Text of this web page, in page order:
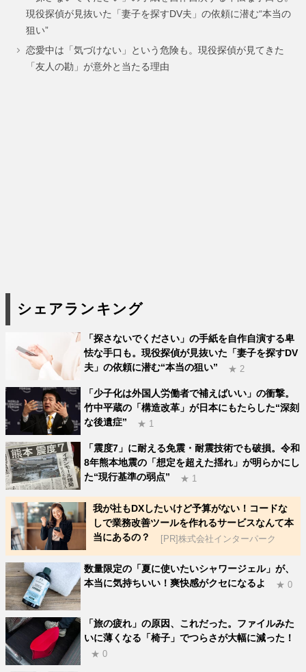
ー
ー
現役探偵が見抜いた「妻子を探すDV夫」の依頼に潜む“本当の
狙い”
恋愛中は「気づけない」という危険も。現役探偵が見てきた
「友人の勘」が意外と当たる理由
シェアランキング
「探さないでください」の手紙を自作自演する卑
怯な手口も。現役探偵が見抜いた「妻子を探すDV
夫」の依頼に潜む“本当の狙い”
★ 2
「少子化は外国人労働者で補えばいい」の衝撃。
竹中平蔵の「構造改革」が日本にもたらした“深刻
な後遺症”
★ 1
「震度7」に耐える免震・耐震技術でも破損。令和
8年熊本地震の「想定を超えた揺れ」が明らかにし
た“現行基準の弱点”
★ 1
我が社もDXしたいけど予算がない！コードな
しで業務改善ツールを作れるサービスなんて本
当にあるの？
[PR]株式会社インターパーク
数量限定の「夏に使いたいシャワージェル」が、
本当に気持ちいい！爽快感がクセになるよ
★ 0
「旅の疲れ」の原因、これだった。ファイルみた
いに薄くなる「椅子」でつらさが大幅に減った！
★ 0